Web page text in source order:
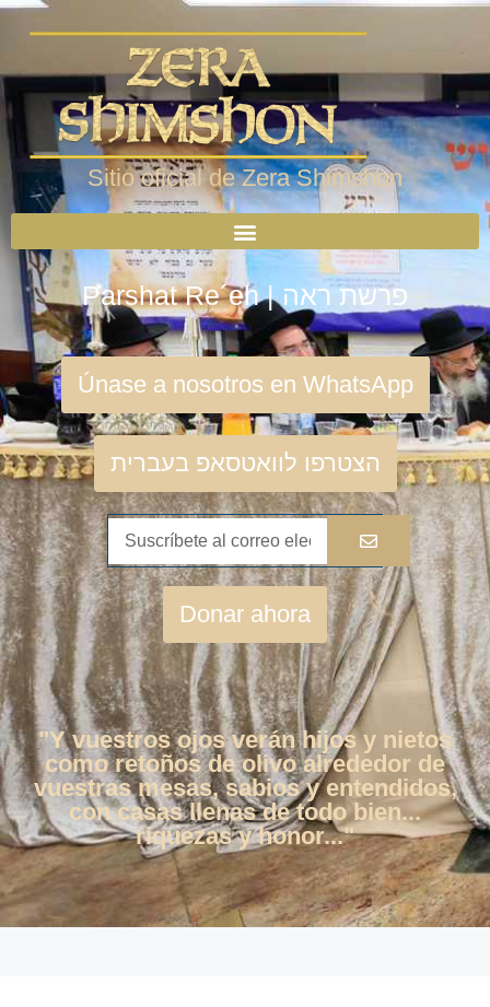
Sitio oficial de Zera Shimshon
Parshat Re´eh | פרשת ראה
Únase a nosotros en WhatsApp
הצטרפו לוואטסאפ בעברית
Donar ahora
"Y vuestros ojos verán hijos y nietos
como retoños de olivo alrededor de
vuestras mesas, sabios y entendidos,
con casas llenas de todo bien...
riquezas y honor..."